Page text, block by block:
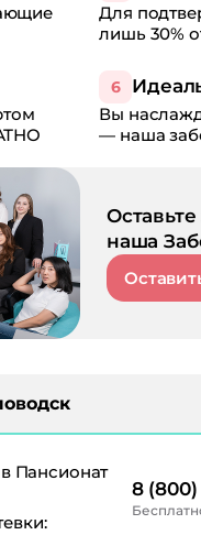
Для
лишь 30%
6
Вы
— наша
наша
Пансионат
8 (800)